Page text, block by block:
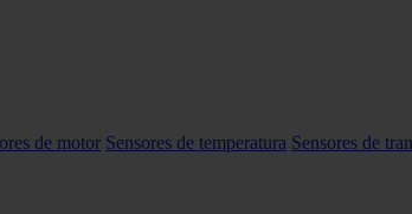
de motor Sensores de temperatura Sensores de